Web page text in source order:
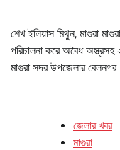
শেখ ইলিয়াস মিথুন, মাগুরা
পরিচালনা করে অবৈধ
মাগুরা সদর উপজেলার
জেলার খবর
মাগুরা